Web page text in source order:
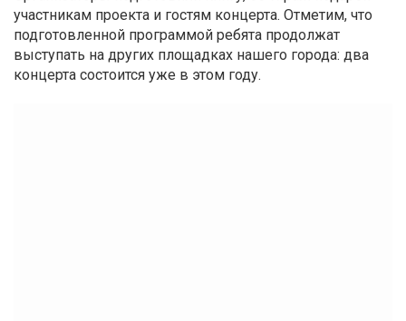
участникам проекта и гостям концерта. Отметим, что
подготовленной программой ребята продолжат
выступать на других площадках нашего города: два
концерта состоится уже в этом году.